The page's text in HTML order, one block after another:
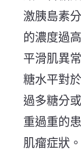
激胰島素
的濃度過
平滑肌異
糖水平對
過多糖分
重過重的
肌瘤症狀。